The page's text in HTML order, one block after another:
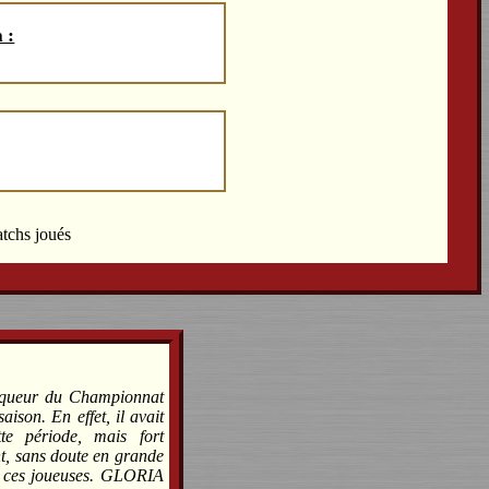
:
joués
du Championnat
En effet, il avait
période, mais fort
sans doute en grande
joueuses. GLORIA